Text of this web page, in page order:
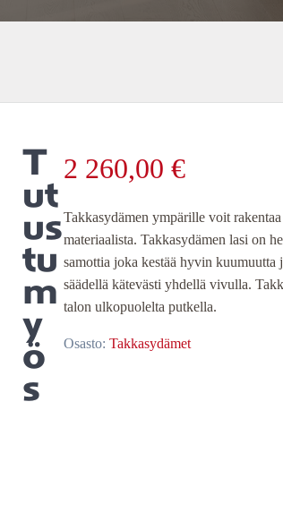
2 260,00 €
Takkasydämen ympärille voit
materiaalista. Takkasydämen lasi on
samottia joka kestää hyvin kuumuutta
säädellä kätevästi yhdellä vivulla.
talon ulkopuolelta putkella.
Osasto: Takkasydämet
T
ut
us
tu
m
y
ö
s